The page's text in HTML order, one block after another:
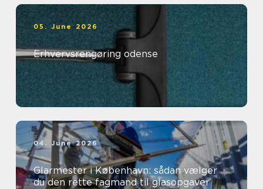
05. June 2026
Erhvervsrengøring odense
04. June 2026
Glarmester i København: sådan vælger
du den rette fagmand til glasopgaver